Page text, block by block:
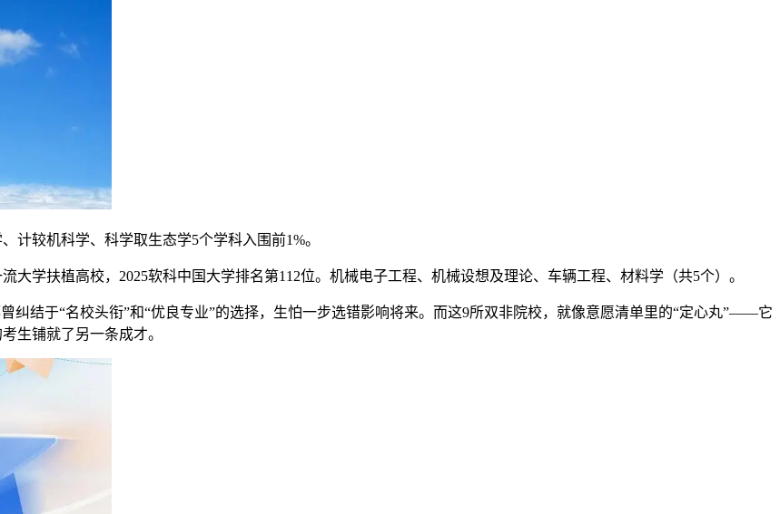
较机科学、科学取生态学5个学科入围前1%。
扶植高校，2025软科中国大学排名第112位。机械电子工程、机械设想及理论、车辆工程、材料学（共5个）。
结于“名校头衔”和“优良专业”的选择，生怕一步选错影响将来。而这9所双非院校，就像意愿清单里的“定心丸”——它
生铺就了另一条成才。